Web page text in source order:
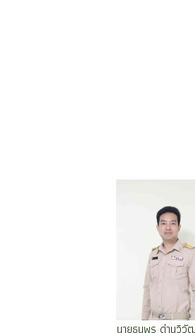
นายธนพร ด่านวิวั